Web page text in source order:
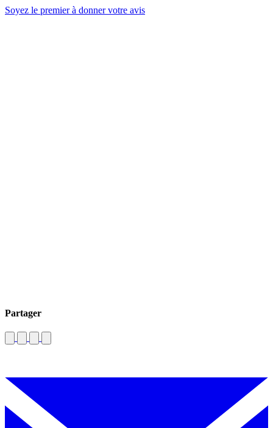
Soyez le premier à donner votre avis
Partager